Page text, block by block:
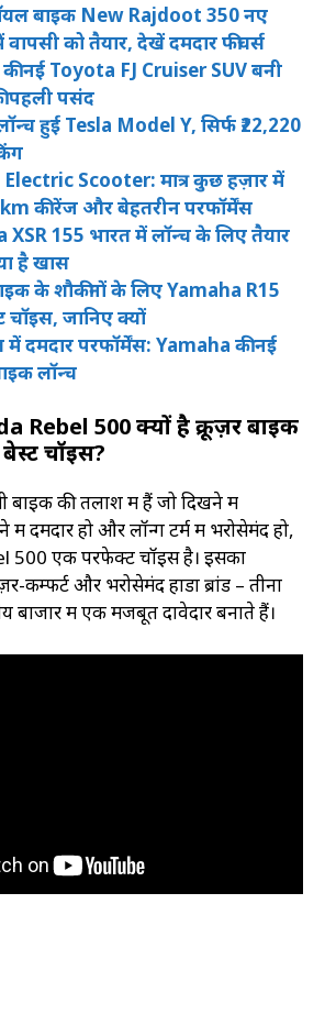
बाइक New Rajdoot 350 नए
को तैयार, देखें दमदार फीचर्स
नई Toyota FJ Cruiser SUV बनी
पहली पसंद
हुई Tesla Model Y, सिर्फ ₹22,220
Scooter: मात्र कुछ हज़ार में
की रेंज और बेहतरीन परफॉर्मेंस
XSR 155 भारत में लॉन्च के लिए तैयार
है खास
के शौकीनों के लिए Yamaha R15
चॉइस, जानिए क्यों
दमदार परफॉर्मेंस: Yamaha की नई
लॉन्च
Rebel 500 क्यों है क्रूज़र बाइक
बेस्ट चॉइस?
की तलाश में हैं जो दिखने में
में दमदार हो और लॉन्ग टर्म में भरोसेमंद हो,
500 एक परफेक्ट चॉइस है। इसका
कम्फर्ट और भरोसेमंद होंडा ब्रांड – तीनों
बाजार में एक मजबूत दावेदार बनाते हैं।